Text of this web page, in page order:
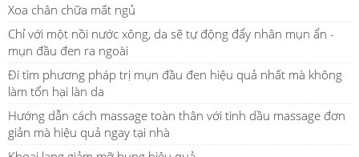
Xoa chân chữa mất ngủ
Chỉ với một nồi nước xông, da sẽ tự động đẩy nhân mụn ẩn -
mụn đầu đen ra ngoài
Đi tìm phương pháp trị mụn đầu đen hiệu quả nhất mà không
làm tổn hại làn da
Hướng dẫn cách massage toàn thân với tinh dầu massage đơn
giản mà hiệu quả ngay tại nhà